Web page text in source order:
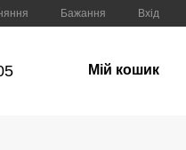
Бажання Вхід
Мій кошик